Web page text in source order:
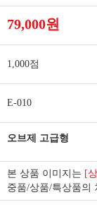
79,000원
1,000점
E-010
오브제 고급형
본 상품 이미지는 [
중품/상품/특상품의